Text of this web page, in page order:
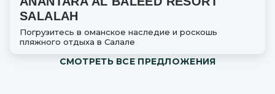
SALALAH
Погрузитесь в оманское наследие и роскошь
пляжного отдыха в Салале
СМОТРЕТЬ ВСЕ ПРЕДЛОЖЕНИЯ